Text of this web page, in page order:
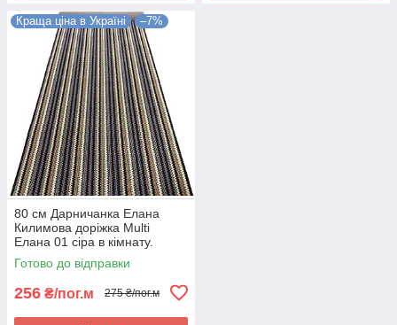
Краща ціна в Україні –7%
80 см Дарничанка Елана
Килимова доріжка Multi
Елана 01 сіра в кімнату.
Якісна килимова доріжка
Готово до відправки
256 ₴/пог.м 275 ₴/пог.м